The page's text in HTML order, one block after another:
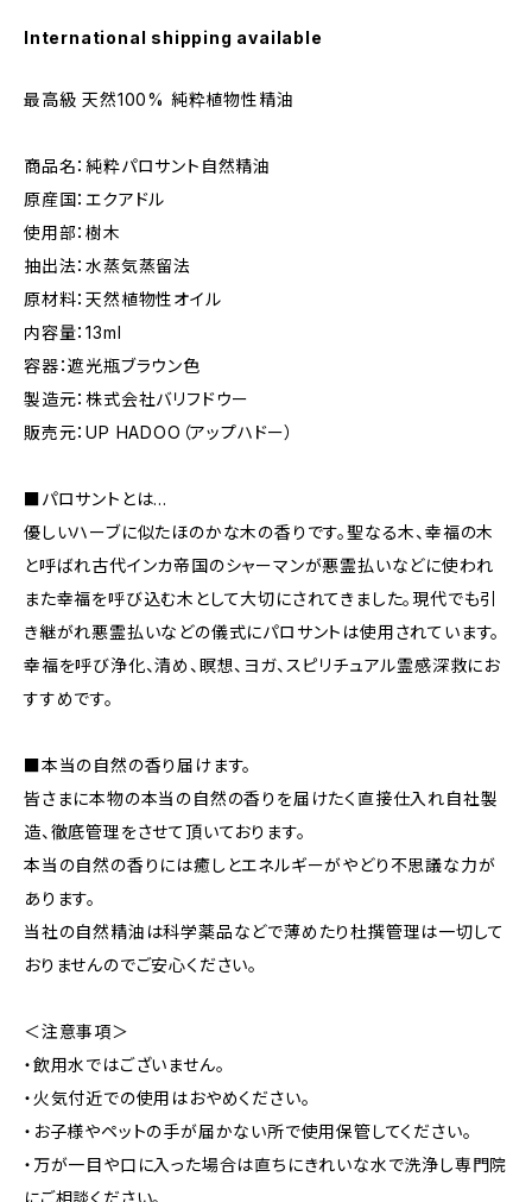
International shipping available
最高級 天然100% 純粋植物性精油
商品名：純粋パロサント自然精油
原産国：エクアドル
使用部：樹木
抽出法：水蒸気蒸留法
原材料：天然植物性オイル
内容量：13ml
容器：遮光瓶ブラウン色
製造元：株式会社バリフドウー
販売元：UP HADOO（アップハドー）
■パロサントとは…
優しいハーブに似たほのかな木の香りです。聖なる木、幸福の木
と呼ばれ古代インカ帝国のシャーマンが悪霊払いなどに使われ
また幸福を呼び込む木として大切にされてきました。現代でも引
き継がれ悪霊払いなどの儀式にパロサントは使用されています。
幸福を呼び浄化、清め、瞑想、ヨガ、スピリチュアル霊感深救にお
すすめです。
■本当の自然の香り届けます。
皆さまに本物の本当の自然の香りを届けたく直接仕入れ自社製
造、徹底管理をさせて頂いております。
本当の自然の香りには癒しとエネルギーがやどり不思議な力が
あります。
当社の自然精油は科学薬品などで薄めたり杜撰管理は一切して
おりませんのでご安心ください。
＜注意事項＞
・飲用水ではございません。
・火気付近での使用はおやめください。
・お子様やペットの手が届かない所で使用保管してください。
・万が一目や口に入った場合は直ちにきれいな水で洗浄し専門院
にご相談ください。